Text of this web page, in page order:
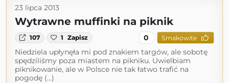
23 lipca 2013
Wytrawne muffinki na piknik
107 1 Zapisz 0 Smakowite
Niedziela upłynęła mi pod znakiem targów, ale sobotę
spędziliśmy poza miastem na pikniku. Uwielbiam
piknikowanie, ale w Polsce nie tak łatwo trafić na
pogodę (...)